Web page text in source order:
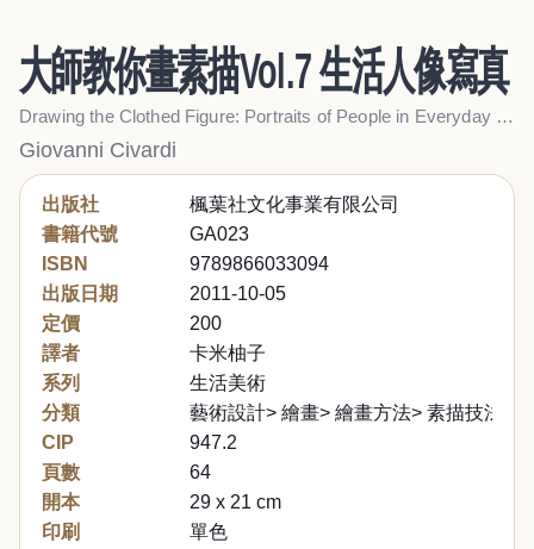
大師教你畫素描Vol.7 生活人像寫真
Drawing the Clothed Figure: Portraits of People in Everyday Life
Giovanni Civardi
出版社
楓葉社文化事業有限公司
書籍代號
GA023
ISBN
9789866033094
出版日期
2011-10-05
定價
200
譯者
卡米柚子
系列
生活美術
分類
藝術設計> 繪畫> 繪畫方法> 素描技法
CIP
947.2
頁數
64
開本
29 x 21 cm
印刷
單色